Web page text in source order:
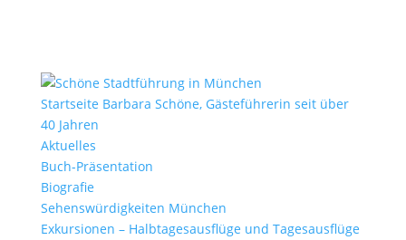
Startseite Barbara Schöne, Gästeführerin seit über
40 Jahren
Aktuelles
Buch-Präsentation
Biografie
Sehenswürdigkeiten München
Exkursionen – Halbtagesausflüge und Tagesausflüge